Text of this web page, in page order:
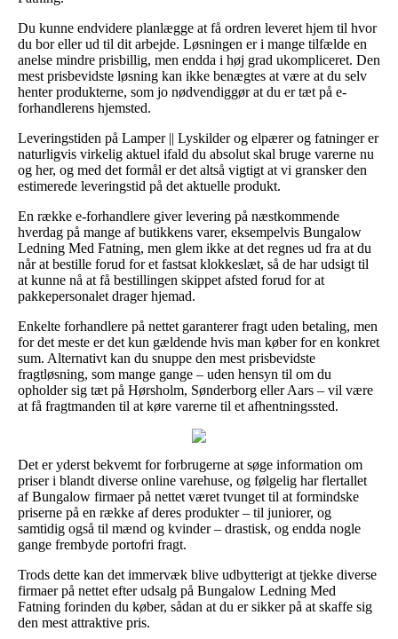
Du kunne endvidere planlægge at få ordren leveret hjem til hvor
du bor eller ud til dit arbejde. Løsningen er i mange tilfælde en
anelse mindre prisbillig, men endda i høj grad ukompliceret. Den
mest prisbevidste løsning kan ikke benægtes at være at du selv
henter produkterne, som jo nødvendiggør at du er tæt på e-
forhandlerens hjemsted.
Leveringstiden på Lamper || Lyskilder og elpærer og fatninger er
naturligvis virkelig aktuel ifald du absolut skal bruge varerne nu
og her, og med det formål er det altså vigtigt at vi gransker den
estimerede leveringstid på det aktuelle produkt.
En række e-forhandlere giver levering på næstkommende
hverdag på mange af butikkens varer, eksempelvis Bungalow
Ledning Med Fatning, men glem ikke at det regnes ud fra at du
når at bestille forud for et fastsat klokkeslæt, så de har udsigt til
at kunne nå at få bestillingen skippet afsted forud for at
pakkepersonalet drager hjemad.
Enkelte forhandlere på nettet garanterer fragt uden betaling, men
for det meste er det kun gældende hvis man køber for en konkret
sum. Alternativt kan du snuppe den mest prisbevidste
fragtløsning, som mange gange – uden hensyn til om du
opholder sig tæt på Hørsholm, Sønderborg eller Aars – vil være
at få fragtmanden til at køre varerne til et afhentningssted.
Det er yderst bekvemt for forbrugerne at søge information om
priser i blandt diverse online varehuse, og følgelig har flertallet
af Bungalow firmaer på nettet været tvunget til at formindske
priserne på en række af deres produkter – til juniorer, og
samtidig også til mænd og kvinder – drastisk, og endda nogle
gange frembyde portofri fragt.
Trods dette kan det immervæk blive udbytterigt at tjekke diverse
firmaer på nettet efter udsalg på Bungalow Ledning Med
Fatning forinden du køber, sådan at du er sikker på at skaffe sig
den mest attraktive pris.